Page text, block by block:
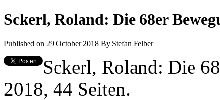
Sckerl, Roland: Die 68er
Published on 29 October 2018 By Stefan Felber
Sckerl, Roland: Die
2018, 44 Seiten.